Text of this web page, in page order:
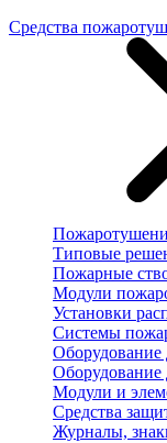
Средства
Типовые
Пожарные
Модули
Установки
Системы
Оборудование
Оборудование
Модули и
Средства
Журналы,